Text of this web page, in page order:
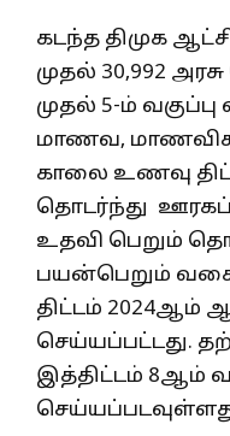
கடந்த திமுக
முதல் 30,992
முதல் 5-ம்
மாணவ,
காலை உணவு
தொடர்ந்து ஊரகப்
உதவி பெறும்
பயன்பெறும்
திட்டம் 2024ஆம்
செய்யப்பட்டது.
இத்திட்டம் 8ஆம்